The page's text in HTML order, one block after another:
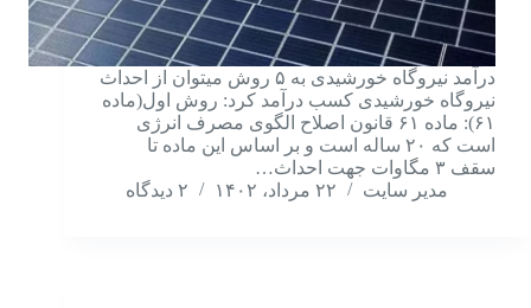
درآمد نیروگاه خورشیدی به ۵ روش میتوان از احداث
نیروگاه خورشیدی کسب درآمد کرد: روش اول(ماده
۶۱): ماده ۶۱ قانون اصلاح الگوی مصرف انرژی
است که ۲۰ ساله است و بر اساس این ماده تا
سقف ۳ مگاوات جهت احداث…
مدیر سایت
۲۲ مرداد، ۱۴۰۲ ۲ دیدگاه